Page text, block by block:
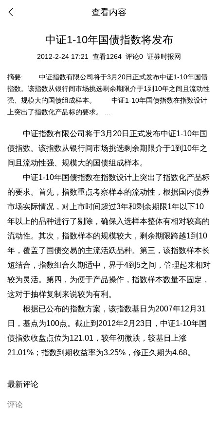
查看内容
中证1-10年国债指数将发布
2012-2-24 17:21 查看1264 评论0 证券时报网
摘要:
中证指数有限公司将于3月20日正式发布中证1-10年国债
指数。该指数从银行间市场挑选剩余期限介于1到10年之间且流动性
强、规模大的国债组成样本。 中证1-10年国债指数在指数设计
上突出了指数化产品标的要求。 ...
中证指数有限公司将于3月20日正式发布中证1-10年国
债指数。该指数从银行间市场挑选剩余期限介于1到10年之
间且流动性强、规模大的国债组成样本。
中证1-10年国债指数在指数设计上突出了指数化产品标
的要求。首先，指数重点考察样本的流动性，根据国内债券
市场实际情况，对上市时间超过3年和剩余期限1年以下10
年以上的品种进行了剔除，确保入选样本整体有相对较高的
流动性。其次，指数样本的规模较大，剩余期限跨越1到10
年，覆盖了国债交易的主流活跃品种。第三，该指数样本长
短结合，指数组合久期适中，界于4到5之间，管理起来相对
较为灵活。第四，为便于产品操作，指数样本数量不固定，
这对于抽样复制来说较为有利。
根据已公布的指数方案，该指数基日为2007年12月31
日，基点为100点。截止到2012年2月23日，中证1-10年国
债指数收盘点位为121.01，较年初微跌，较基日上涨
21.01%；指数到期收益率为3.25%，修正久期为4.68。
最新评论